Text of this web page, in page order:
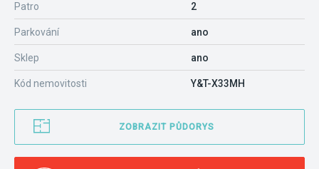
Patro 2
Parkování ano
Sklep ano
Kód nemovitosti Y&T-X33MH
ZOBRAZIT PŮDORYS